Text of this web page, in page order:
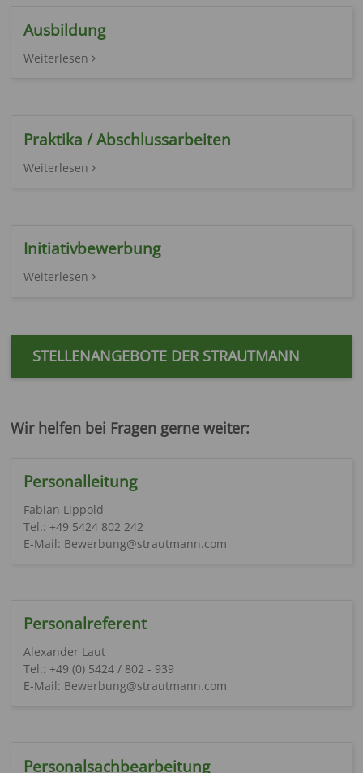
Ausbildung
Weiterlesen
Praktika / Abschlussarbeiten
Weiterlesen
Initiativbewerbung
Weiterlesen
STELLENANGEBOTE DER STRAUTMANN
Wir helfen bei Fragen gerne weiter:
Personalleitung
Fabian Lippold
Tel.: +49 5424 802 242
E-Mail: Bewerbung@strautmann.com
Personalreferent
Alexander Laut
Tel.: +49 (0) 5424 / 802 - 939
E-Mail: Bewerbung@strautmann.com
Personalsachbearbeitung